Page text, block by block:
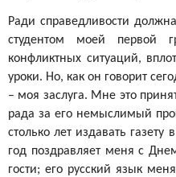
Ради справедливости
студентом моей первой
конфликтных ситуаций,
уроки. Но, как он говорит
– моя заслуга. Мне это
рада за его немыслимый
столько лет издавать
год поздравляет меня с
гости; его русский язык